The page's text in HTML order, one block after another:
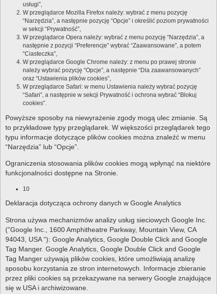
usługi”,
W przeglądarce Mozilla Firefox należy: wybrać z menu pozycję
“Narzędzia”, a następnie pozycję “Opcje” i określić poziom prywatności
w sekcji “Prywatność”,
W przeglądarce Opera należy: wybrać z menu pozycję “Narzędzia”, a
następnie z pozycji “Preferencje” wybrać “Zaawansowane”, a potem
“Ciasteczka”,
W przeglądarce Google Chrome należy: z menu po prawej stronie
należy wybrać pozycję “Opcje”, a następnie “Dla zaawansowanych”
oraz “Ustawienia plików cookies”,
W przeglądarce Safari: w menu Ustawienia należy wybrać pozycję
“Safari”, a następnie w sekcji Prywatność i ochrona wybrać “Blokuj
cookies”.
Powyższe sposoby na niewyrażenie zgody mogą ulec zmianie. Są
to przykładowe typy przeglądarek. W większości przeglądarek tego
typu informacje dotyczące plików cookies można znaleźć w menu
“Narzędzia” lub “Opcje”.
Ograniczenia stosowania plików cookies mogą wpłynąć na niektóre
funkcjonalności dostępne na Stronie.
10
Deklaracja dotycząca ochrony danych w Google Analytics
Strona używa mechanizmów analizy usług sieciowych Google Inc.
(”Google Inc., 1600 Amphitheatre Parkway, Mountain View, CA
94043, USA “): Google Analytics, Google Double Click and Google
Tag Manger. Google Analytics, Google Double Click and Google
Tag Manger używają plików cookies, które umożliwiają analizę
sposobu korzystania ze stron internetowych. Informacje zbieranie
przez pliki cookies są przekazywane na serwery Google znajdujące
się w USA i archiwizowane.